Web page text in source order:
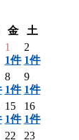
金
土
1
1件
2
1件
8
1件
9
1件
15
1件
16
1件
22
23